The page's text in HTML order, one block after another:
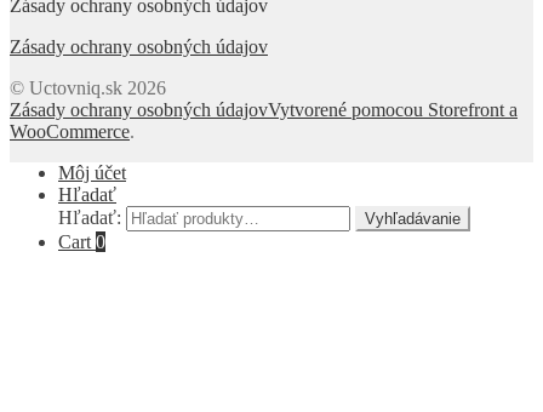
Zásady ochrany osobných údajov
Zásady ochrany osobných údajov
© Uctovniq.sk 2026
Zásady ochrany osobných údajovVytvorené pomocou Storefront a
WooCommerce.
Môj účet
Hľadať
Hľadať:
Vyhľadávanie
Cart 0